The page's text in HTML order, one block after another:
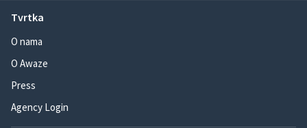
Tvrtka
O nama
O Awaze
Press
Agency Login